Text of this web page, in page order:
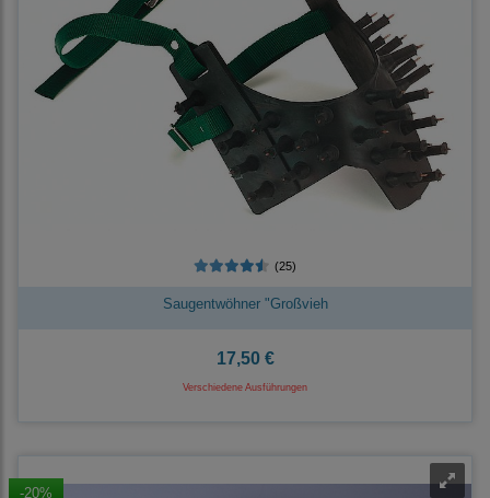
(25)
Saugentwöhner "Großvieh
17,50 €
Verschiedene Ausführungen
-20%